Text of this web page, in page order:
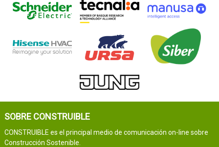
SOBRE CONSTRUIBLE
CONSTRUIBLE es el principal medio de comunicación on-line sobre
Construcción Sostenible.